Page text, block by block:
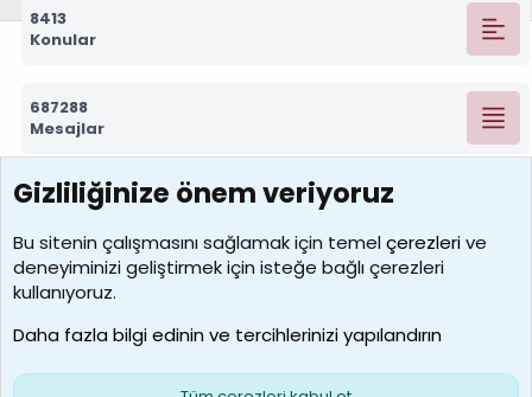
8413
Konular
687288
Mesajlar
7389
Kullanıcılar
idriskaancelik
Son üye
Çerezler
Gizliliğinize önem veriyoruz
Bu sitenin çalışmasını sağlamak için temelçerezlerive
deneyiminizi geliştirmek için isteğe bağlı çerezleri
kullanıyoruz.
Daha fazla bilgi edinin ve tercihlerinizi yapılandırın